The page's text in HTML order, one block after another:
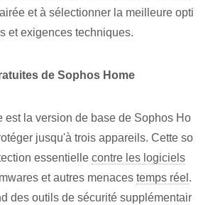
et à sélectionner la meilleure opti
et exigences techniques.
de Sophos Home
est la version de base de Sophos Ho
jusqu'à trois appareils. Cette so
essentielle contre les logiciels
et autres menaces temps réel .
des outils de sécurité supplémentair